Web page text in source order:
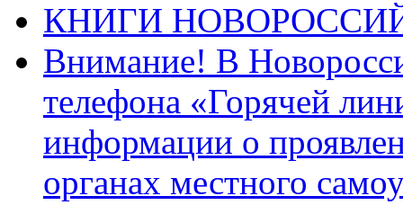
КНИГИ
Внимание! В
телефона «Горячей
информации о
органах местного